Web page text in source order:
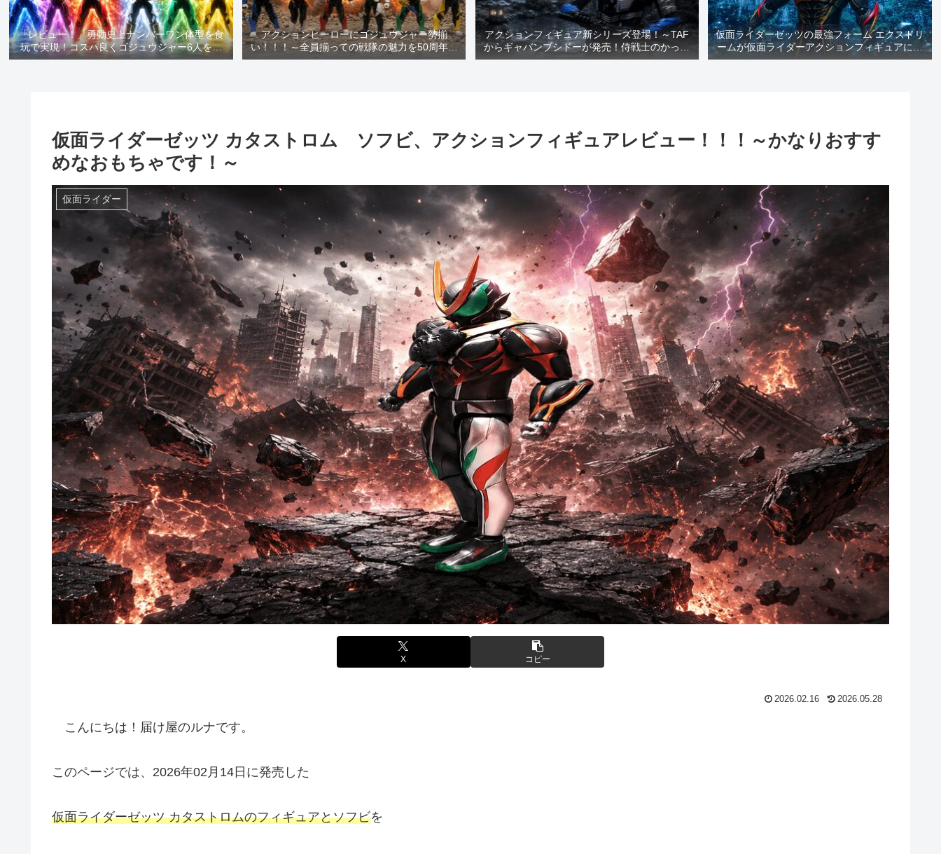
「レビュー！」勇動史上ナンバーワン体型を食
玩で実現！コスパ良くゴジュウジャー6人を一
気にゲットできます！
アクションヒーローにゴジュウジャー勢揃
い！！！～全員揃っての戦隊の魅力を50周年記
念と共におもちゃで楽しもう(^▽^)/～
アクションフィギュア新シリーズ登場！～TAF
からギャバンブシドーが発売！侍戦士のかっこ
いい姿を是非ご覧ください！～
仮面ライダーゼッツの最強フォーム エクスドリ
ームが仮面ライダーアクションフィギュアに登
場！～放送前にすぐに遊べる嬉しさ満点です
仮面ライダーゼッツ カタストロム ソフビ、アクションフィギュアレビュー！！！～かなりおすす
めなおもちゃです！～
仮面ライダー
X コピー
2026.02.16 2026.05.28
こんにちは！届け屋のルナです。
このページでは、2026年02月14日に発売した
仮面ライダーゼッツ カタストロムのフィギュアとソフビを